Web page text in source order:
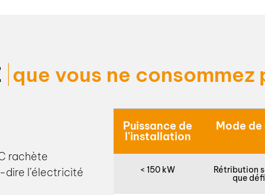
que vous ne consommez
rachète
dire l’électricité
Puissance de
l'installation
Mode
< 150 kW Rétribution
que